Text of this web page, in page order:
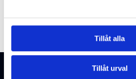
Tillåt alla
Tillåt urval